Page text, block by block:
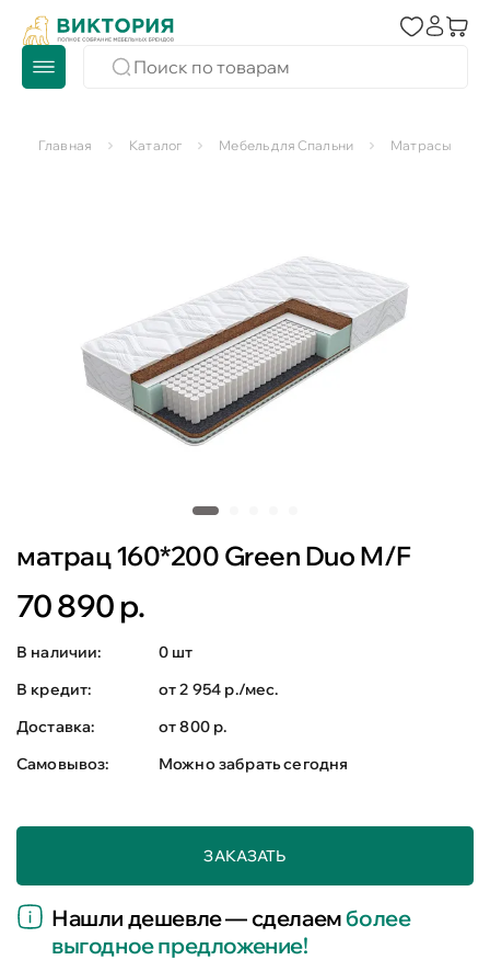
Главная Каталог Мебель для Спальни Матрасы
матрац 160*200 Green Duo M/F
70 890 р.
В наличии:
0 шт
В кредит:
от 2 954 р./мес.
Доставка:
от 800 р.
Самовывоз:
Можно забрать сегодня
ЗАКАЗАТЬ
Нашли дешевле — сделаемболее
выгодное предложение!